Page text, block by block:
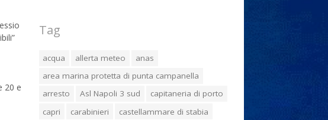
20 e
Tag
acqua allerta meteo
anas
area marina protetta di punta campanella
arresto
Asl Napoli 3 sud
capitaneria di porto
capri
carabinieri
castellammare di stabia